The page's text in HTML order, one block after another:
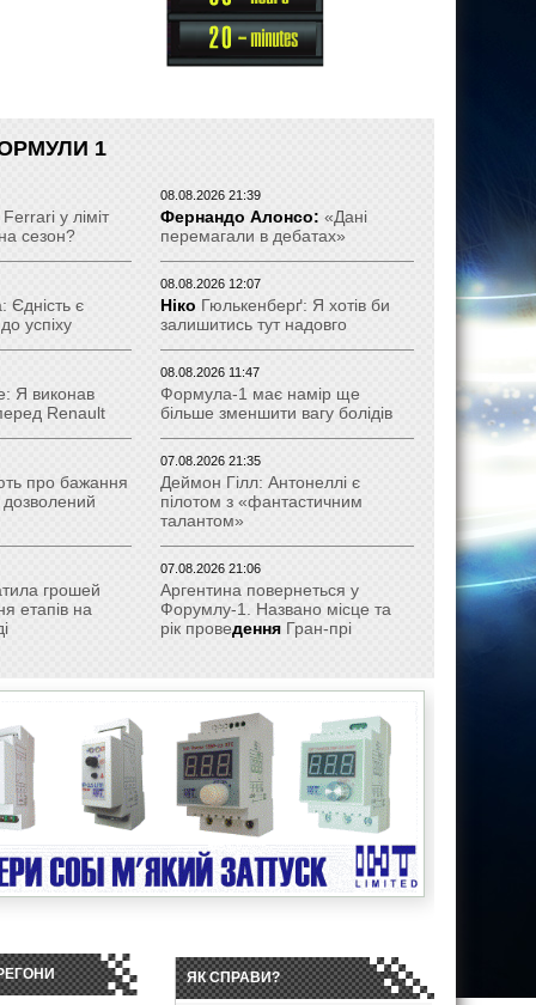
1
у ліміт
сезон?
08.08.2026 21:39
Фернандо Алонсо: «Дані
перемагали в дебатах»
Єдність є
успіху
08.08.2026 12:07
Ніко Гюлькенберґ: Я хотів би
залишитись тут надовго
Я виконав
Renault
08.08.2026 11:47
Формула-1 має намір ще
більше зменшити вагу болідів
про бажання
07.08.2026 21:35
Деймон Гілл: Антонеллі є
пілотом з «фантастичним
талантом»
грошей
етапів на
07.08.2026 21:06
Аргентина повернеться у
Форумлу-1. Названо місце та
рік проведення Гран-прі
ЯК СПРАВИ?